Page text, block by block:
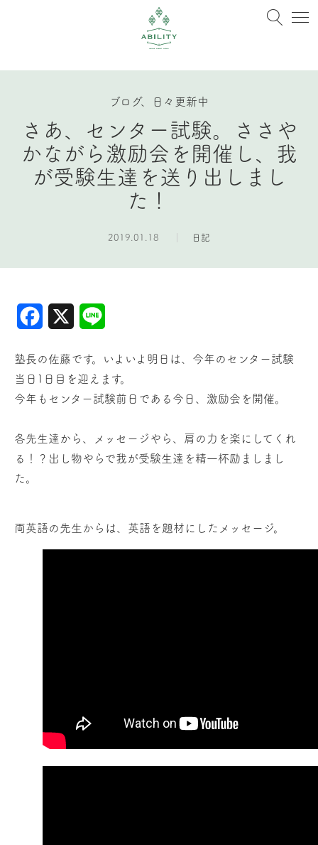
ブログ、日々更新中
さあ、センター試験。ささや
かながら激励会を開催し、我
が受験生達を送り出しまし
た！
2019.01.18 日記
Facebook
塾長の佐藤です。いよいよ明日は、今年のセンター試験
当日1日目を迎えます。
今年もセンター試験前日である今日、激励会を開催。
各先生達から、メッセージやら、肩の力を楽にしてくれ
る！？出し物やらで我が受験生達を精一杯励ましまし
た。
両英語の先生からは、英語を題材にしたメッセージ。